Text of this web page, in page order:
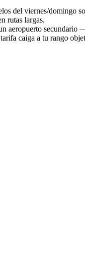
del viernes/domingo
rutas largas.
aeropuerto secundario
caiga a tu rango